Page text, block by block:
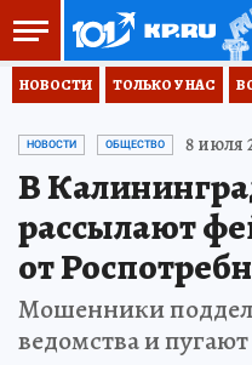
НОВОСТИ ТОЛЬКО У НАС
НОВОСТИ ОБЩЕСТВО 8 июля
В
рассылают
от
Мошенники
ведомства и